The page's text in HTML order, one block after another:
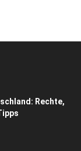
Rechte,